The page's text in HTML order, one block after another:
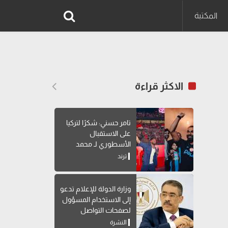
المكتبة
الاكثر قراءة
تامر حسني: شكرًا لتركيا
على الاستقبال
الأسطوري لـ محمد
صلاح
ترند
وزارة الدولة للإعلام تدعو
إلى الاستخدام المسؤول
لصفحات التواصل
الاجتماعي
النشرة